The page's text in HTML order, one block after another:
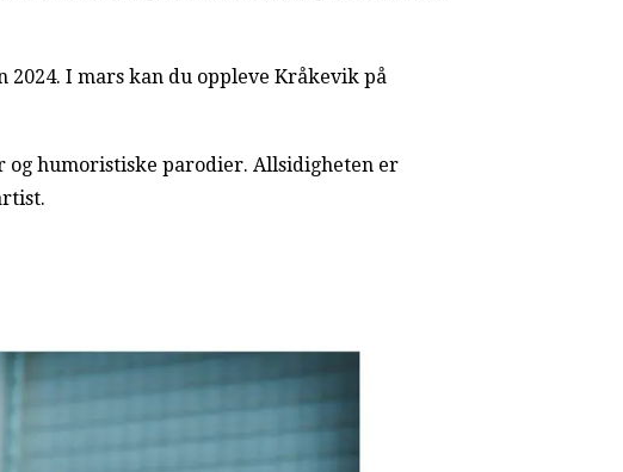
I mars kan du oppleve Kråkevik på
humoristiske parodier. Allsidigheten er